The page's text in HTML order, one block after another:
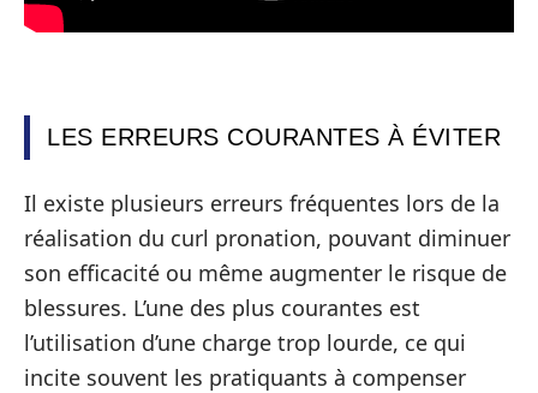
LES ERREURS COURANTES À ÉVITER
Il existe plusieurs erreurs fréquentes lors de la
réalisation du curl pronation, pouvant diminuer
son efficacité ou même augmenter le risque de
blessures. L’une des plus courantes est
l’utilisation d’une charge trop lourde, ce qui
incite souvent les pratiquants à compenser